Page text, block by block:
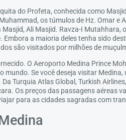
do Profeta, conhecida como
os túmulos de Hz. Omar
Ali Masjid. Ravza-I
a maioria deles tenha sido
são visitados por milhões de
O Aeroporto Medina Prince
mundo. Se você deseja visitar
Turquia Atlas Global, Turkish
Os preços das passagens aéreas
para as cidades sagradas com